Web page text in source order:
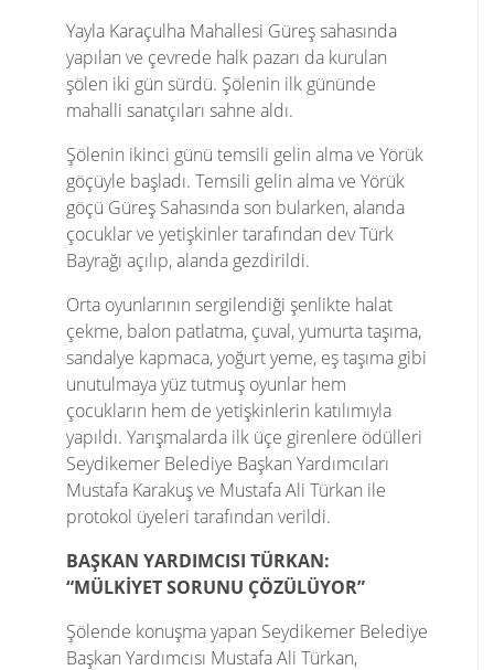
Yayla Karaçulha Mahallesi Güreş sahasında
yapılan ve çevrede halk pazarı da kurulan
şölen iki gün sürdü. Şölenin ilk gününde
mahalli sanatçıları sahne aldı.
Şölenin ikinci günü temsili gelin alma ve Yörük
göçüyle başladı. Temsili gelin alma ve Yörük
göçü Güreş Sahasında son bularken, alanda
çocuklar ve yetişkinler tarafından dev Türk
Bayrağı açılıp, alanda gezdirildi.
Orta oyunlarının sergilendiği şenlikte halat
çekme, balon patlatma, çuval, yumurta taşıma,
sandalye kapmaca, yoğurt yeme, eş taşıma gibi
unutulmaya yüz tutmuş oyunlar hem
çocukların hem de yetişkinlerin katılımıyla
yapıldı. Yarışmalarda ilk üçe girenlere ödülleri
Seydikemer Belediye Başkan Yardımcıları
Mustafa Karakuş ve Mustafa Ali Türkan ile
protokol üyeleri tarafından verildi.
BAŞKAN YARDIMCISI TÜRKAN:
“MÜLKİYET SORUNU ÇÖZÜLÜYOR”
Şölende konuşma yapan Seydikemer Belediye
Başkan Yardımcısı Mustafa Ali Türkan,